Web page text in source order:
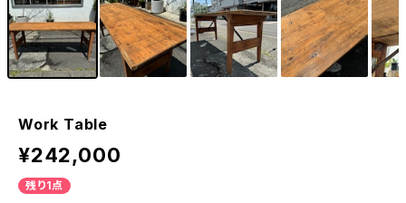
Work Table
¥242,000
残り1点